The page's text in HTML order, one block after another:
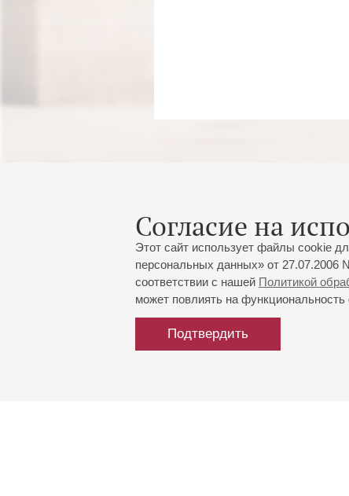
Согласие на
Этот сайт использует файлы cookie
персональных данных» от 27.07.2006
соответствии с нашей Политикой
может повлиять на функциональность
Подтвердить